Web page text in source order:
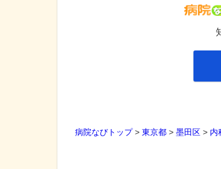
病院なびトップ> 東京都 > 墨田区 > 内